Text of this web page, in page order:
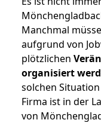
Manchmal
aufgrund von
plötzlichen
organisiert
solchen
Firma ist in der
von